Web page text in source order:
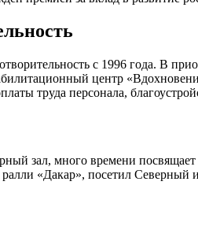
с 1996 года. В
центр
труда персонала,
зал, много времени
ралли «Дакар», посетил